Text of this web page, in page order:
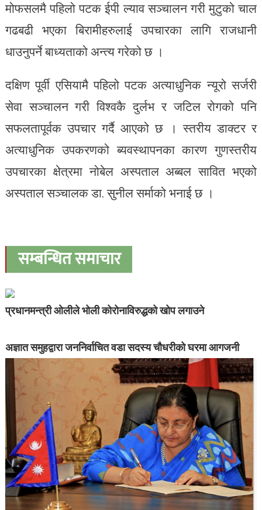
मोफसलमै पहिलो पटक ईपी ल्याव सञ्चालन गरी मुटुको चाल
गढबढी भएका बिरामीहरुलाई उपचारका लागि राजधानी
धाउनुपर्ने बाध्यताको अन्त्य गरेको छ ।
दक्षिण पूर्वी एसियामै पहिलो पटक अत्याधुनिक न्यूरो सर्जरी
सेवा सञ्चालन गरी विश्वकै दुर्लभ र जटिल रोगको पनि
सफलतापूर्वक उपचार गर्दै आएको छ । स्तरीय डाक्टर र
अत्याधुनिक उपकरणको ब्यवस्थापनका कारण गुणस्तरीय
उपचारका क्षेत्रमा नोबेल अस्पताल अब्बल सावित भएको
अस्पताल सञ्चालक डा. सुनील सर्माको भनाई छ ।
सम्बन्धित समाचार
प्रधानमन्त्री ओलीले भोली कोरोनाविरुद्धको खोप लगाउने
अज्ञात समुहद्वारा जननिर्वाचित वडा सदस्य चौधरीको घरमा आगजनी